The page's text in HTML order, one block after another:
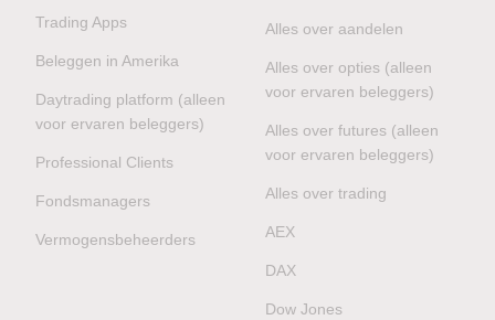
Trading Apps
Beleggen in Amerika
Daytrading platform (alleen
voor ervaren beleggers)
Professional Clients
Fondsmanagers
Vermogensbeheerders
Alles over aandelen
Alles over opties (alleen
voor ervaren beleggers)
Alles over futures (alleen
voor ervaren beleggers)
Alles over trading
AEX
DAX
Dow Jones